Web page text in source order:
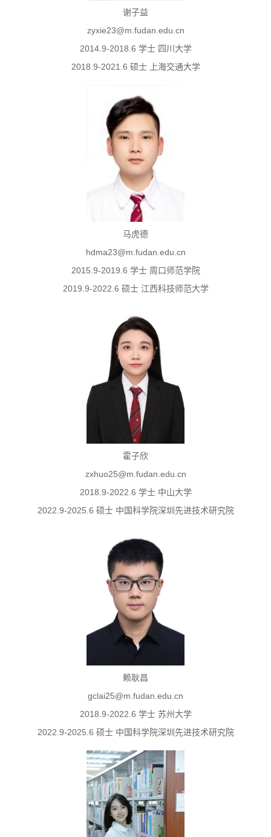
谢子益
zyxie23@m.fudan.edu.cn
2014.9-2018.6 学士 四川大学
2018.9-2021.6 硕士 上海交通大学
马虎德
hdma23@m.fudan.edu.cn
2015.9-2019.6 学士 周口师范学院
2019.9-2022.6 硕士 江西科技师范大学
霍子欣
zxhuo25@m.fudan.edu.cn
2018.9-2022.6 学士 中山大学
2022.9-2025.6 硕士 中国科学院深圳先进技术研究院
赖耿昌
​gclai25@m.fudan.edu.cn
2018.9-2022.6 学士 苏州大学
2022.9-2025.6 硕士 中国科学院深圳先进技术研究院